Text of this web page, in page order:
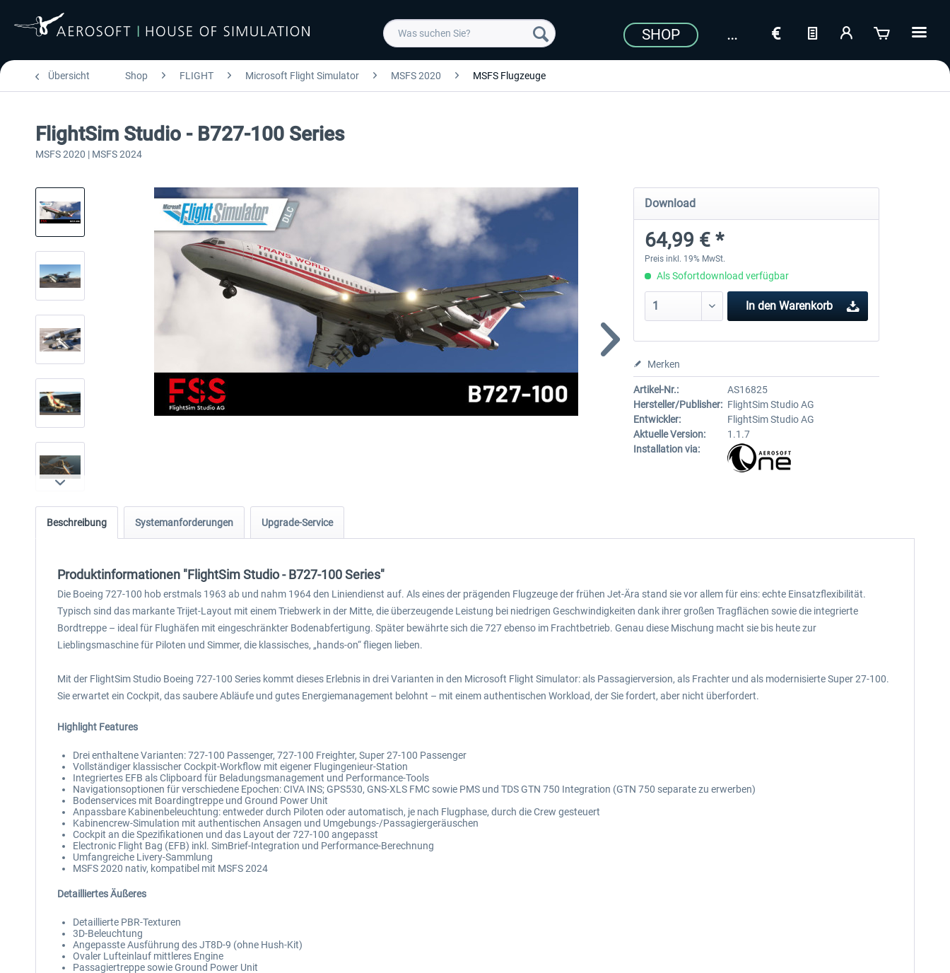
SHOP
Übersicht Shop FLIGHT Microsoft Flight Simulator MSFS 2020 MSFS Flugzeuge
FlightSim Studio - B727-100 Series
MSFS 2020 | MSFS 2024
Download
64,99 € *
Preis inkl. 19% MwSt.
Als Sofortdownload verfügbar
In den Warenkorb
Merken
Artikel-Nr.:
AS16825
Hersteller/Publisher: FlightSim Studio AG
Entwickler:
FlightSim Studio AG
Aktuelle Version:
1.1.7
Installation via:
Beschreibung Systemanforderungen Upgrade-Service
Produktinformationen "FlightSim Studio - B727-100 Series"
Die Boeing 727-100 hob erstmals 1963 ab und nahm 1964 den Liniendienst auf. Als eines der prägenden Flugzeuge der frühen Jet-Ära stand sie vor allem für eins: echte Einsatzflexibilität.
Typisch sind das markante Trijet-Layout mit einem Triebwerk in der Mitte, die überzeugende Leistung bei niedrigen Geschwindigkeiten dank ihrer großen Tragflächen sowie die integrierte
Bordtreppe – ideal für Flughäfen mit eingeschränkter Bodenabfertigung. Später bewährte sich die 727 ebenso im Frachtbetrieb. Genau diese Mischung macht sie bis heute zur
Lieblingsmaschine für Piloten und Simmer, die klassisches, „hands-on“ fliegen lieben.
Mit der FlightSim Studio Boeing 727-100 Series kommt dieses Erlebnis in drei Varianten in den Microsoft Flight Simulator: als Passagierversion, als Frachter und als modernisierte Super 27-100.
Sie erwartet ein Cockpit, das saubere Abläufe und gutes Energiemanagement belohnt – mit einem authentischen Workload, der Sie fordert, aber nicht überfordert.
Highlight Features
Drei enthaltene Varianten: 727-100 Passenger, 727-100 Freighter, Super 27-100 Passenger
Vollständiger klassischer Cockpit-Workflow mit eigener Flugingenieur-Station
Integriertes EFB als Clipboard für Beladungsmanagement und Performance-Tools
Navigationsoptionen für verschiedene Epochen: CIVA INS; GPS530, GNS-XLS FMC sowie PMS und TDS GTN 750 Integration (GTN 750 separate zu erwerben)
Bodenservices mit Boardingtreppe und Ground Power Unit
Anpassbare Kabinenbeleuchtung: entweder durch Piloten oder automatisch, je nach Flugphase, durch die Crew gesteuert
Kabinencrew-Simulation mit authentischen Ansagen und Umgebungs-/Passagiergeräuschen
Cockpit an die Spezifikationen und das Layout der 727-100 angepasst
Electronic Flight Bag (EFB) inkl. SimBrief-Integration und Performance-Berechnung
Umfangreiche Livery-Sammlung
MSFS 2020 nativ, kompatibel mit MSFS 2024
Detailliertes Äußeres
Detaillierte PBR-Texturen
3D-Beleuchtung
Angepasste Ausführung des JT8D-9 (ohne Hush-Kit)
Ovaler Lufteinlauf mittleres Engine
Passagiertreppe sowie Ground Power Unit